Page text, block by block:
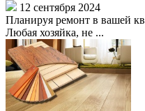
12 сентября 2024
Планируя ремонт в вашей
Любая хозяйка, не ...